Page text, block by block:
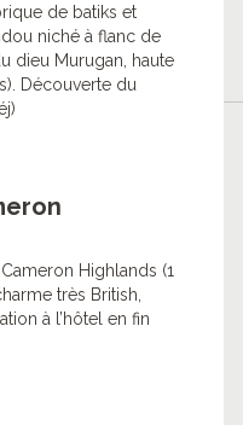
de batiks et
niché à flanc de
dieu Murugan, haute
Découverte du
Highlands (1
très British,
à l’hôtel en fin